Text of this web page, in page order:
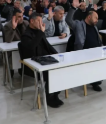
Sivas
Tekirdağ
Trabzon
Tunceli